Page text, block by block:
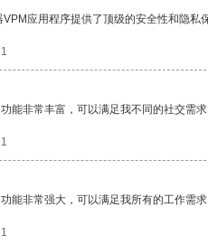
应用程序提供了顶级的安全性和隐私保
能非常丰富，可以满足我不同的社交需求
能非常强大，可以满足我所有的工作需